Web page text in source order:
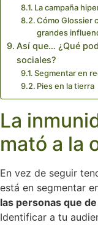
La campaña
Cómo Glossier
grandes
Así que… ¿Qué
sociales?
Segmentar en
Pies en la tierra
La
mató a la
En vez de seguir
está en segmentar
las personas que
Identificar a tu